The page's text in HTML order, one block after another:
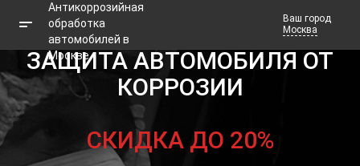
Ваш город
Москва
ЗАЩИТА АВТОМОБИЛЯ ОТ
КОРРОЗИИ
СКИДКА ДО 20%
Телефоны
Заказать звонок